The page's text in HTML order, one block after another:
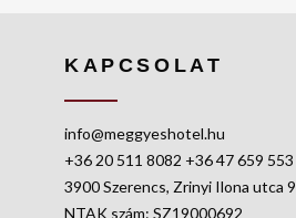
KAPCSOLAT
info@meggyeshotel.hu
+36 20 511 8082 +36 47 659 553
3900 Szerencs, Zrinyi Ilona utca
NTAK szám: SZ19000692